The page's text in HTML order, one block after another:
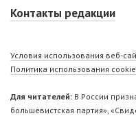
Контакты редакции
Условия использования веб-
Политика использования
Для читателей: В России
большевистская партия»,